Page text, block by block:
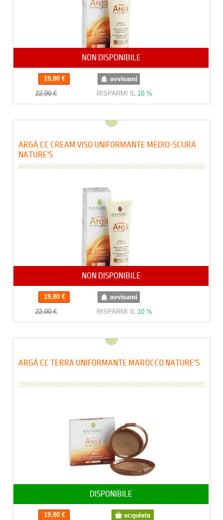
NON DISPONIBILE
19,80 €
22,00 €
RISPARMI IL 10 %
NON DISPONIBILE
ARGÀ CC CREAM VISO UNIFORMANTE MEDIO-SCURA
NATURE'S
19,80 €
22,00 €
RISPARMI IL 10 %
DISPONIBILE
ARGÀ CC TERRA UNIFORMANTE MAROCCO NATURE'S
19,80 €